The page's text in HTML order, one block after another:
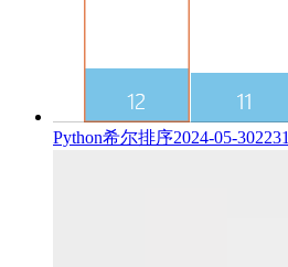
Python希尔排序2024-05-302231